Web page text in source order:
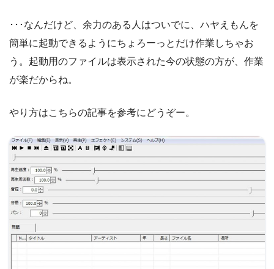
･･･なんだけど、余力のある人はついでに、ハヤえもんを
簡単に起動できるようにちょろーっとだけ作業しちゃお
う。起動用のファイルは表示された今の状態の方が、作業
が楽だからね。
やり方はこちらの記事を参考にどうぞー。